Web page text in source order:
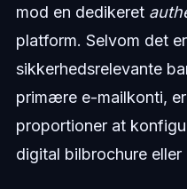
mod en dedikeret
platform. Selvom det
sikkerhedsrelevante
primære e-mailkonti,
proportioner at
digital bilbrochure eller